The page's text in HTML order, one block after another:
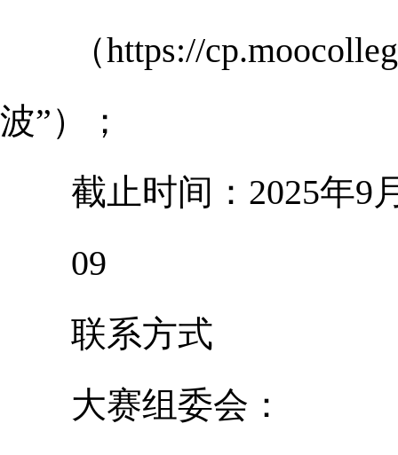
（https://
波”）；
截止时间：2025年9
09
联系方式
大赛组委会：